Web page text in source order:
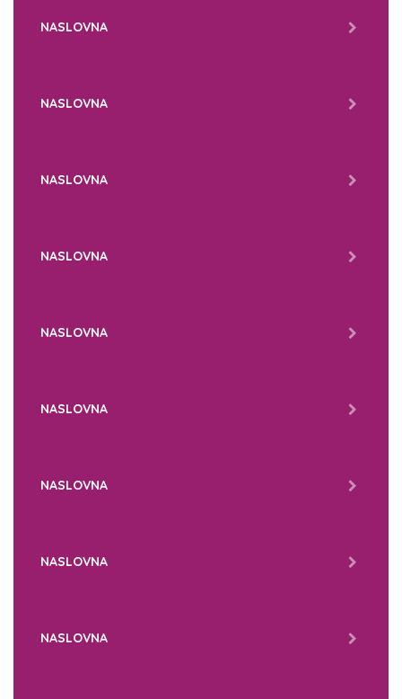
NASLOVNA
NASLOVNA
NASLOVNA
NASLOVNA
NASLOVNA
NASLOVNA
NASLOVNA
NASLOVNA
NASLOVNA